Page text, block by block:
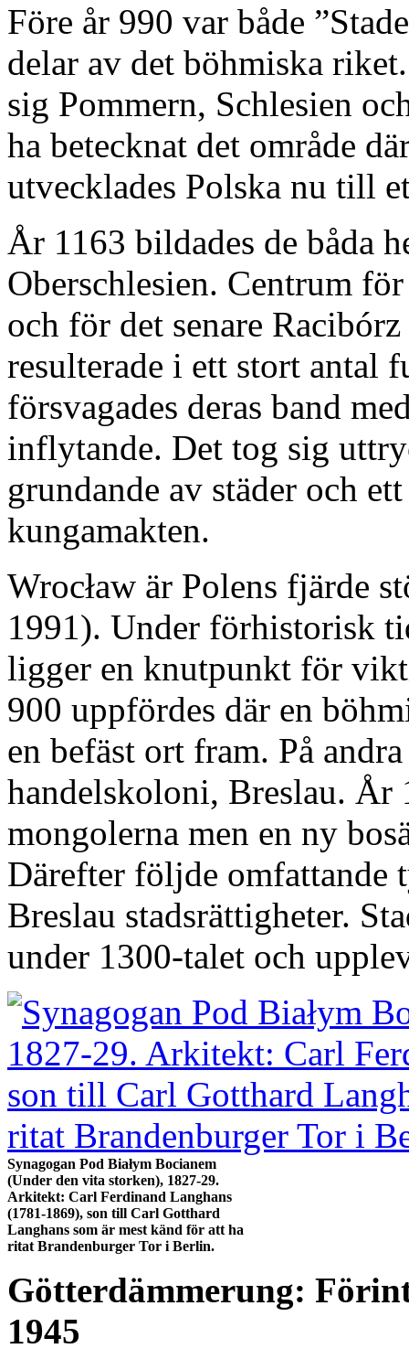
Före år 990 var både
delar av det böhmiska
sig Pommern, Schlesien
ha betecknat det område
utvecklades Polska nu till
År 1163 bildades de båda
Oberschlesien. Centrum
och för det senare
resulterade i ett stort antal
försvagades deras band
inflytande. Det tog sig
grundande av städer och
kungamakten.
Wrocław är Polens fjärde
1991). Under förhistorisk
ligger en knutpunkt för
900 uppfördes där en
en befäst ort fram. På
handelskoloni, Breslau. År
mongolerna men en ny
Därefter följde
Breslau stadsrättigheter.
under 1300-talet och
Synagogan Pod Białym Bocianem
(Under den vita storken), 1827-29.
Arkitekt: Carl Ferdinand Langhans
(1781-1869), son till Carl Gotthard
Langhans som är mest känd för att ha
ritat Brandenburger Tor i Berlin.
Götterdämmerung:
1945